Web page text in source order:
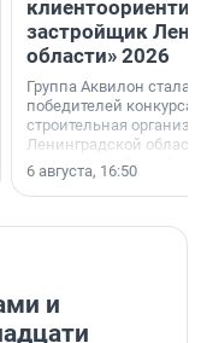
застройщик
области» 2026
Группа Аквилон стала
победителей конкурса
строительная
Ленинградской области
номинации «Самый
застройщик
6 августа, 16:50
и